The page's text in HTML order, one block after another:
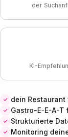
der
KI-
dein Restaurant
Gastro-E-E-A-T
Strukturierte
Monitoring